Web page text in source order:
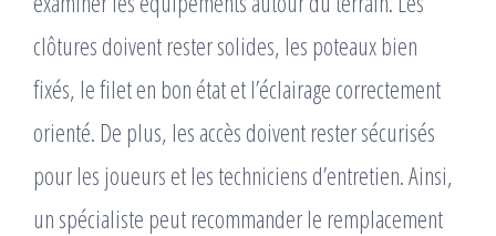
clôtures doivent rester solides, les poteaux bien
fixés, le filet en bon état et l’éclairage correctement
orienté. De plus, les accès doivent rester sécurisés
pour les joueurs et les techniciens d’entretien. Ainsi,
un spécialiste peut recommander le remplacement